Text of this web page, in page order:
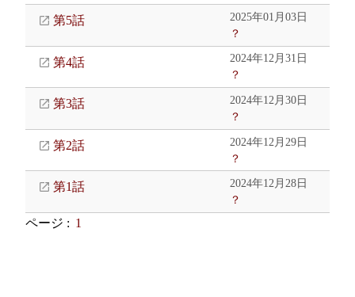
第5話
2025年01月03日
？
第4話
2024年12月31日
？
第3話
2024年12月30日
？
第2話
2024年12月29日
？
第1話
2024年12月28日
？
ページ : 1